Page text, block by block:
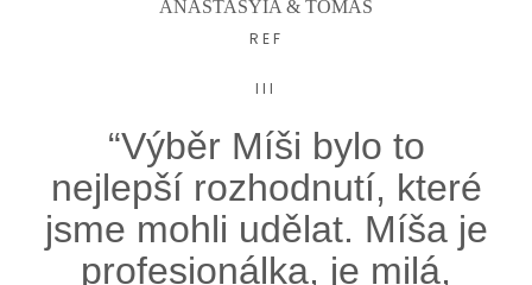
ANASTASYIA & TOMÁŠ
REF
III
“Výběr Míši bylo to
nejlepší rozhodnutí, které
jsme mohli udělat. Míša je
profesionálka, je milá,